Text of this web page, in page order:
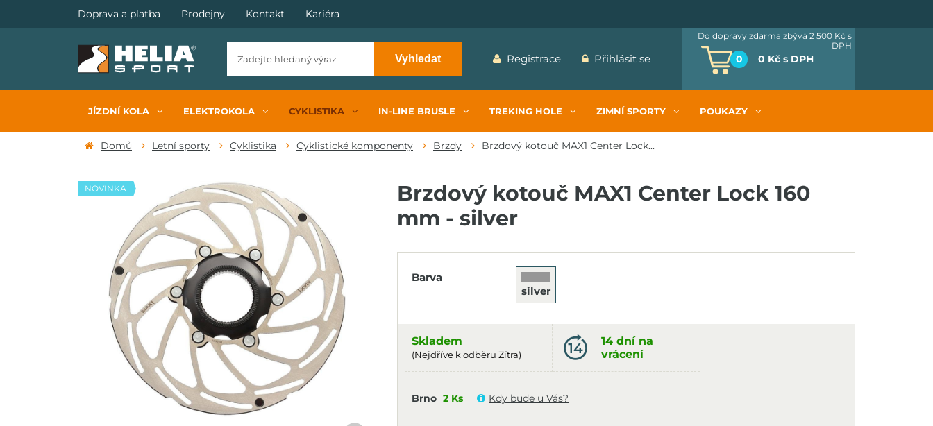
Doprava a platba Prodejny Kontakt Kariéra
Vyhledat Registrace Přihlásit se 0 0 Kč s DPH
Do dopravy zdarma zbývá 2 500 Kč s
DPH
JÍZDNÍ KOLA ELEKTROKOLA CYKLISTIKA IN-LINE BRUSLE TREKING HOLE ZIMNÍ SPORTY POUKAZY
Domů Letní sporty Cyklistika Cyklistické komponenty Brzdy Brzdový kotouč MAX1 Center Lock...
NOVINKA
Brzdový kotouč MAX1 Center Lock 160
mm - silver
Barva
silver
Skladem
(Nejdříve k odběru Zítra)
14 dní na
vrácení
Brno 2 Ks Kdy bude u Vás?